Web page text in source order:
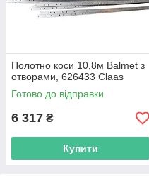
Полотно коси 10,8м Balmet з
отворами, 626433 Claas
Готово до відправки
6 317 ₴
Купити